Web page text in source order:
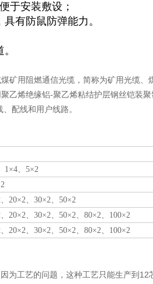
于安装敷设；
有防鼠防弹能力。
矿用阻燃通信光缆，简称为矿用光缆、
乙烯绝缘铝-聚乙烯粘结护层钢丝铠装
配线和用户线路。
1×4、5×2
20×2、30×2、50×2
20×2、30×2、50×2、80×2、100×2
20×2、30×2、50×2、80×2、100×2
为工艺的问题，这种工艺只能生产到12